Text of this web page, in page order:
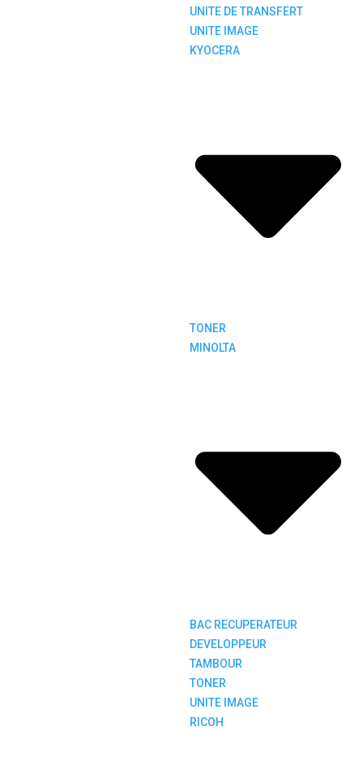
UNITE DE TRANSFERT
UNITE IMAGE
KYOCERA
TONER
MINOLTA
BAC RECUPERATEUR
DEVELOPPEUR
TAMBOUR
TONER
UNITE IMAGE
RICOH